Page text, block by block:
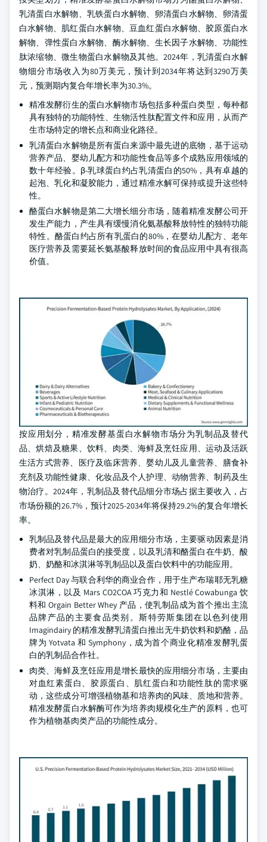
乳清蛋白水解物、乳铁蛋白水解物、卵清蛋白水解物、卵清蛋
白水解物、肌红蛋白水解物、豆血红蛋白水解物、胶原蛋白水
解物、弹性蛋白水解物、酶水解物、生长因子水解物、功能性
肽浓缩物、微生物蛋白水解物及其他。2024年，乳清蛋白水解
物细分市场收入为80万美元，预计到2034年将达到3290万美
元，预测期内复合年增长率为30.3%。
精准发酵衍生的蛋白水解物市场包括多种蛋白类型，每种都
具有独特的功能特性、生物活性肽配置文件和应用，从而产
生市场特定的增长点和商业化路径。
乳清蛋白水解物是所有蛋白来源中最先进的底物，基于运动
营养产品、婴幼儿配方和功能性食品等多个成熟应用领域的
数十年经验。β-乳球蛋白约占乳清蛋白的50%，具有卓越的
起泡、乳化和凝胶能力，通过精准水解可保持或提升这些特
性。
酪蛋白水解物是第二大增长细分市场，随着精准发酵公司开
发生产能力，产生具有缓慢消化氨基酸释放特性的独特功能
特性。酪蛋白约占所有乳蛋白的80%，在婴幼儿配方、老年
医疗营养及需要延长氨基酸释放时间的食品应用中具有很高
价值。
按应用划分，精准发酵基蛋白水解物市场分为乳制品及替代
品、烘焙及糖果、饮料、肉类、海鲜及烹饪应用、运动及活跃
生活方式营养、医疗及临床营养、婴幼儿及儿童营养、膳食补
充剂及功能性健康、化妆品及个人护理、动物营养、制药及生
物治疗。2024年，乳制品及替代品细分市场占据主要收入，占
市场份额的26.7%，预计2025-2034年将保持29.2%的复合年增长
率。
乳制品及替代品是最大的应用细分市场，主要驱动因素是消
费者对乳制品蛋白的接受度，以及乳清和酪蛋白在牛奶、酸
奶、奶酪和冰淇淋等乳制品以及蛋白饮料中的功能应用。
Perfect Day 与联合利华的商业合作，用于生产布瑞耶无乳糖
冰淇淋，以及 Mars CO2COA 巧克力和 Nestlé Cowabunga 饮
料和 Orgain Better Whey 产品，使乳制品成为首个推出主流
品牌产品的主要食品类别。斯特劳斯集团在以色列使用
Imagindairy 的精准发酵乳清蛋白推出无牛奶饮料和奶酪，品
牌为 Yotvata 和 Symphony，成为首个商业化精准发酵乳蛋
白的乳制品合作社。
肉类、海鲜及烹饪应用是增长最快的应用细分市场，主要由
对血红素蛋白、胶原蛋白、肌红蛋白和功能性肽的需求驱
动，这些成分可增强植物基和培养肉的风味、质地和营养。
精准发酵蛋白水解酶可作为培养肉规模化生产的原料，也可
作为植物基肉类产品的功能性成分。